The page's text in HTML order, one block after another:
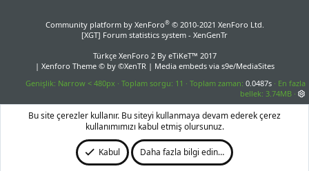
Community platform by XenForo® © 2010-2021 XenForo Ltd.
[XGT] Forum statistics system - XenGenTr
Türkçe XenForo 2By eTiKeT™ 2017
| Xenforo Theme© by ©XenTR| Media embeds via s9e/MediaSites
Genişlik
Toplam sorgu 11 Toplam zaman 0.0487s
En fazla
bellek 3.74MB
Bu site çerezler kullanır. Bu siteyi kullanmaya devam ederek çerez
kullanımımızı kabul etmiş olursunuz.
Kabul Daha fazla bilgi edin…